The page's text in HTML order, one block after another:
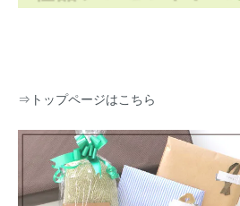
⇒ トップページはこちら